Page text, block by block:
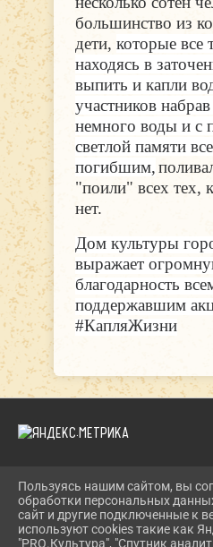
большинство из
дети, которые все
находясь в
выпить и капли
участников
немного воды и с
светлой памяти
погибшим,
"поили" всех тех,
нет.
Дом культуры
выражает
благодарность
поддержавшим
#КапляЖизни
2026 Г. DKIPATOVO.RU
ВХОД
КАРТА САЙТА
ПОЛИТИКА ОБРАБОТКИ
Пользуясь нашим сайтом, вы
обработки персональных
сайт и другие подключенные к
используют cookies такие как
"PRO.Культура", "Спутник